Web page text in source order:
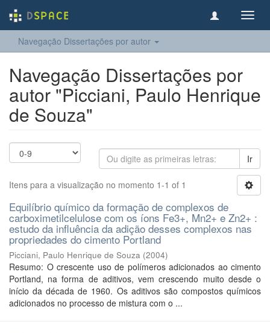
Navegação Dissertações por autor
Navegação Dissertações por
autor "Picciani, Paulo Henrique
de Souza"
Ir
Itens para a visualização no momento 1-1 of 1
Equilíbrio químico da formação de complexos de
carboximetilcelulose com os íons Fe3+, Mn2+ e Zn2+ :
estudo da influência da adição desses complexos nas
propriedades do cimento Portland
Picciani, Paulo Henrique de Souza (2004)
Resumo: O crescente uso de polímeros adicionados ao cimento
Portland, na forma de aditivos, vem crescendo muito desde o
início da década de 1960. Os aditivos são compostos químicos
adicionados no processo de mistura com o ...